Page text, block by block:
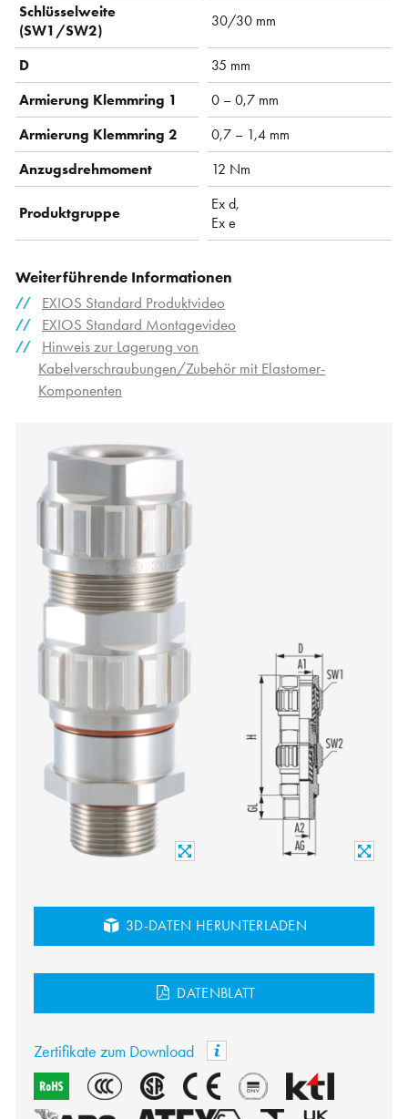
Schlüsselweite
(SW1/SW2)
30/30 mm
D
35 mm
Armierung Klemmring 1
0 – 0,7 mm
Armierung Klemmring 2
0,7 – 1,4 mm
Anzugsdrehmoment
12 Nm
Produktgruppe
Ex d,
Ex e
Weiterführende Informationen
EXIOS Standard Produktvideo
EXIOS Standard Montagevideo
Hinweis zur Lagerung von
Kabelverschraubungen/Zubehör mit Elastomer-
Komponenten
3D-DATEN HERUNTERLADEN
DATENBLATT
Zertifikate zum Download